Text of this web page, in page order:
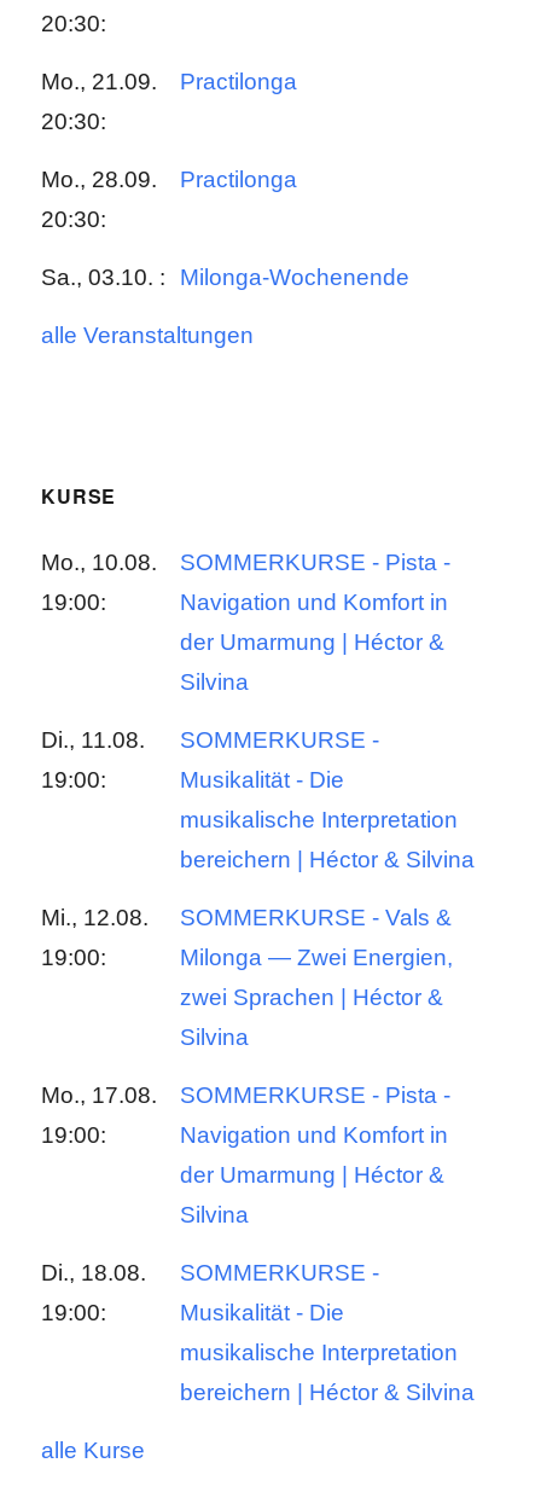
20:30:
Mo., 21.09.
20:30:
Practilonga
Mo., 28.09.
20:30:
Practilonga
Sa., 03.10. : Milonga-Wochenende
alle Veranstaltungen
KURSE
Mo., 10.08.
19:00:
SOMMERKURSE - Pista -
Navigation und Komfort in
der Umarmung | Héctor &
Silvina
Di., 11.08.
19:00:
SOMMERKURSE -
Musikalität - Die
musikalische Interpretation
bereichern | Héctor & Silvina
Mi., 12.08.
19:00:
SOMMERKURSE - Vals &
Milonga — Zwei Energien,
zwei Sprachen | Héctor &
Silvina
Mo., 17.08.
19:00:
SOMMERKURSE - Pista -
Navigation und Komfort in
der Umarmung | Héctor &
Silvina
Di., 18.08.
19:00:
SOMMERKURSE -
Musikalität - Die
musikalische Interpretation
bereichern | Héctor & Silvina
alle Kurse